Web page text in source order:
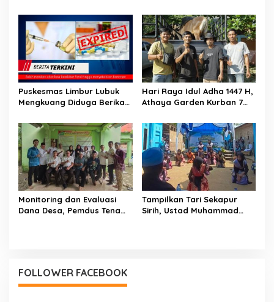
Blokade Angkutan Batu
Bara di Jalinsum Bungo
Peduli Bungo Ancam Demo
Puskesmas Limbur Lubuk
Mengkuang Diduga Berikan
Pasien
Hari Raya Idul Adha 1447 H,
Athaya Garden Kurban 7
Monitoring dan Evaluasi
Dana Desa, Pemdus Tenam
Tampilkan Tari Sekapur
Sirih, Ustad Muhammad
FOLLOWER FACEBOOK